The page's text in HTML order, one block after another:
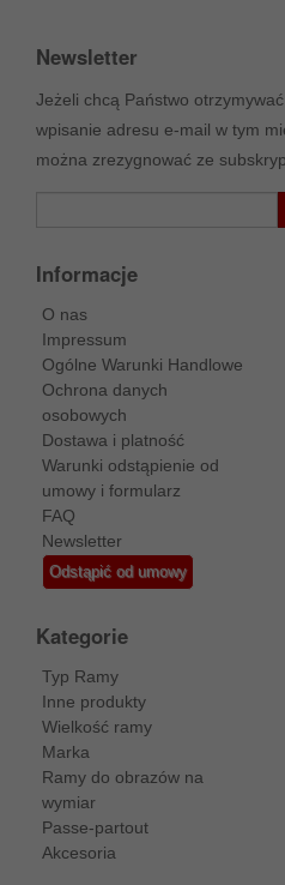
Newsletter
Jeżeli chcą Państwo
wpisanie adresu e-mail w tym
można zrezygnować ze
Informacje
O nas
Impressum
Ogólne Warunki Handlowe
Ochrona danych
osobowych
Dostawa i platność
Warunki odstąpienie od
umowy i formularz
FAQ
Newsletter
Odstąpić od umowy
Kategorie
Typ Ramy
Inne produkty
Wielkość ramy
Marka
Ramy do obrazów na
wymiar
Passe-partout
Akcesoria